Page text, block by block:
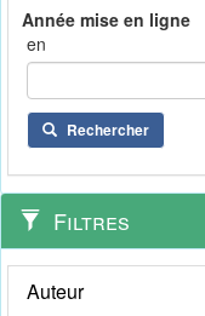
en
Rechercher
Filtres
Auteur